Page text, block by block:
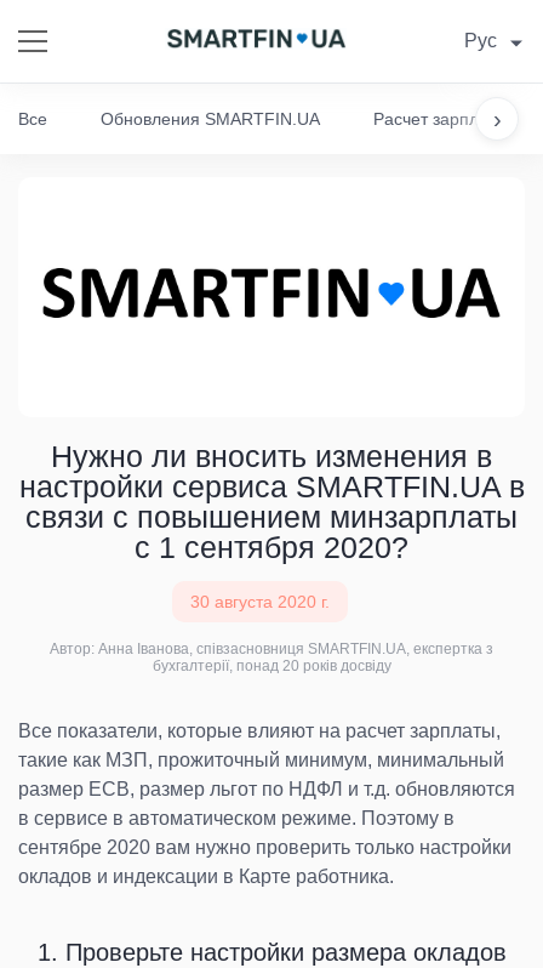
Рус
›
Все Обновления SMARTFIN.UA Расчет зарплаты
Нужно ли вносить изменения в
настройки сервиса SMARTFIN.UA в
связи с повышением минзарплаты
с 1 сентября 2020?
30 августа 2020 г.
Автор: Анна Іванова, співзасновниця SMARTFIN.UA, експертка з
бухгалтерії, понад 20 років досвіду
Все показатели, которые влияют на расчет зарплаты,
такие как МЗП, прожиточный минимум, минимальный
размер ЕСВ, размер льгот по НДФЛ и т.д. обновляются
в сервисе в автоматическом режиме. Поэтому в
сентябре 2020 вам нужно проверить только настройки
окладов и индексации в Карте работника.
1. Проверьте настройки размера окладов